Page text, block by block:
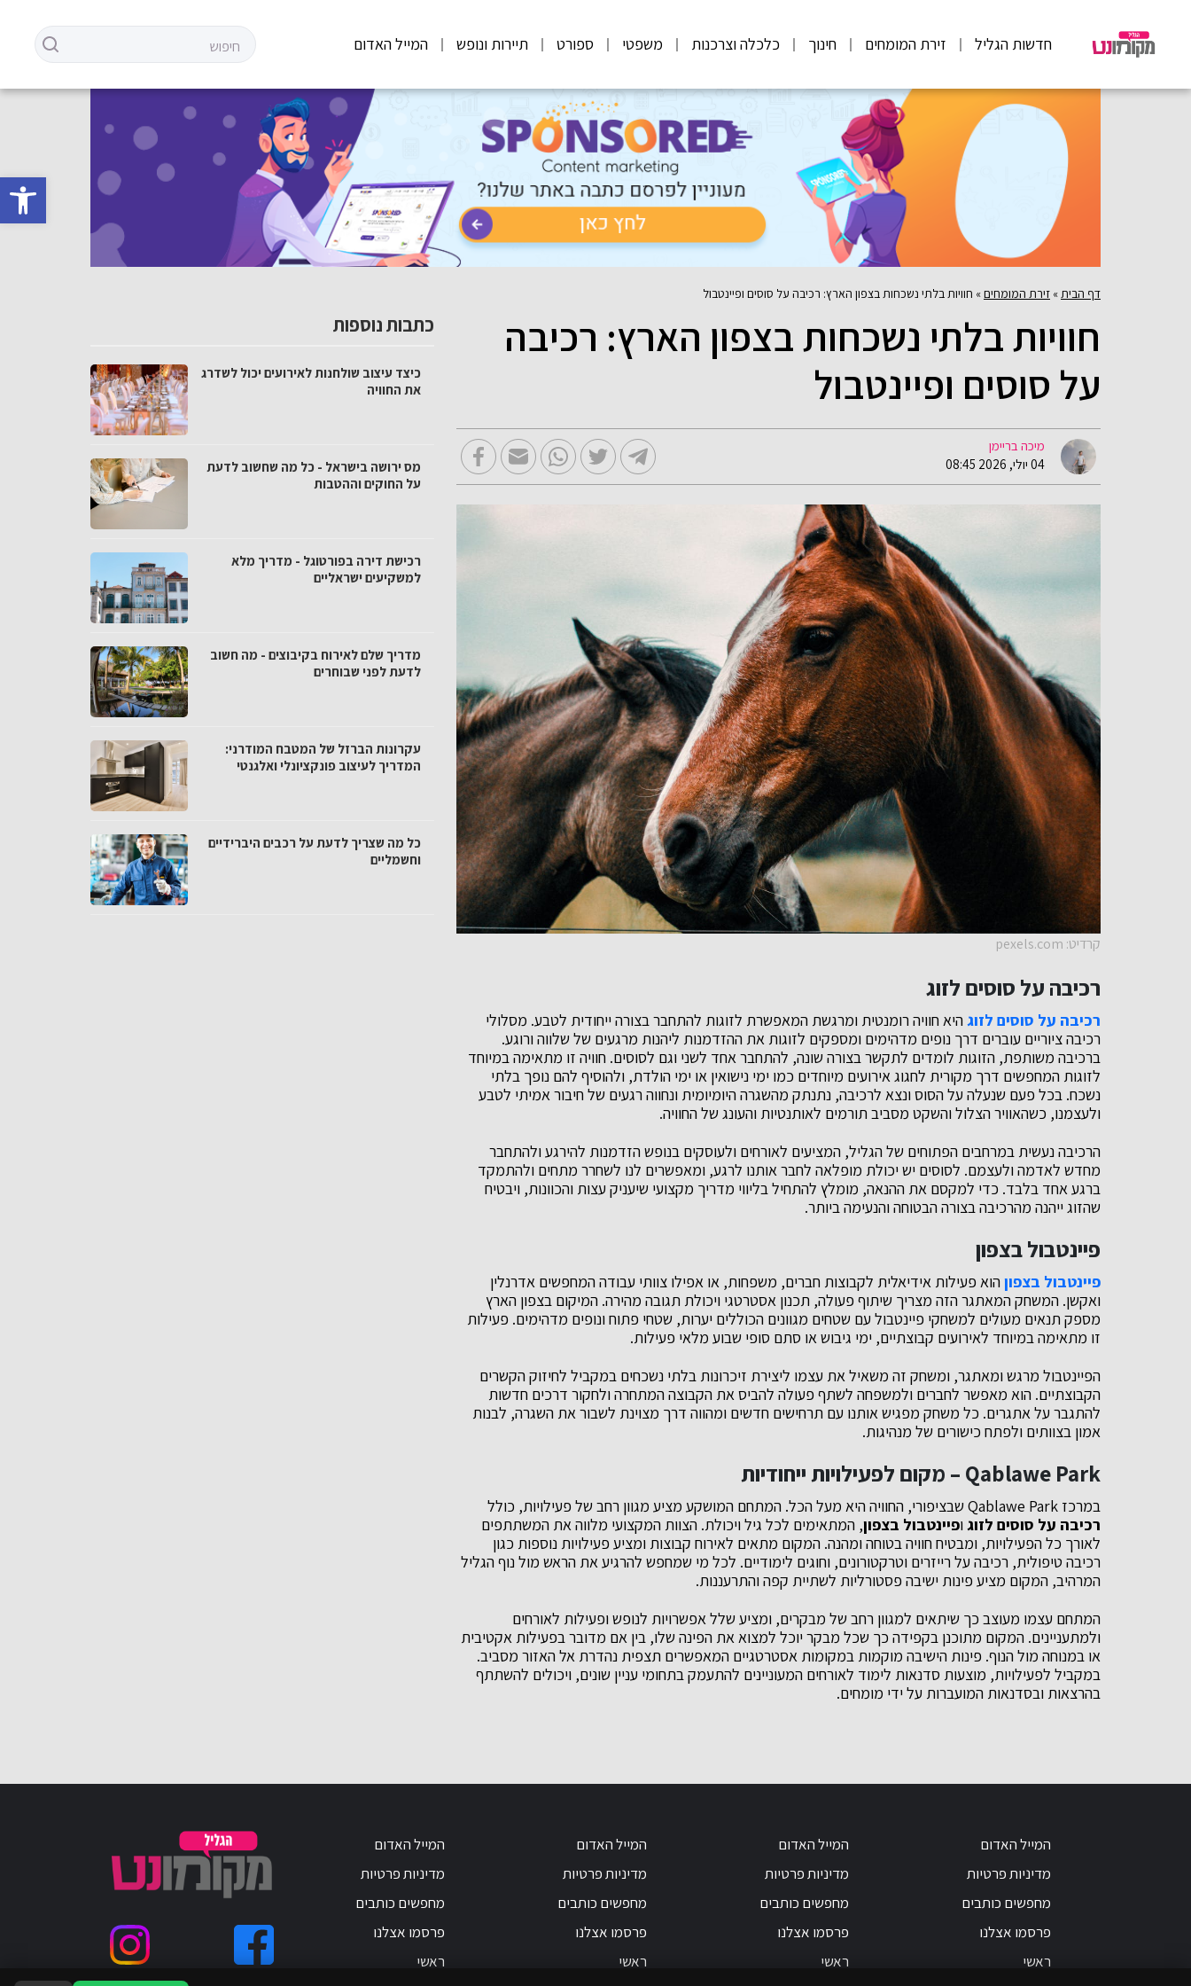
פתח
חדשות הגליל זירת המומחים חינוך כלכלה וצרכנות משפטי ספורט תיירות ונופש המייל האדום
דף הבית » זירת המומחים» חוויות בלתי נשכחות בצפון הארץ: רכיבה על סוסים ופיינטבול
חוויות בלתי נשכחות בצפון הארץ: רכיבה
על סוסים ופיינטבול
מיכה בריימן
04 יולי, 2026 08:45
קרדיט: pexels.com
רכיבה על סוסים לזוג
רכיבה על סוסים לזוגהיא חוויה רומנטית ומרגשת המאפשרת לזוגות להתחבר בצורה ייחודית לטבע. מסלולי
רכיבה ציוריים עוברים דרך נופים מדהימים ומספקים לזוגות את ההזדמנות ליהנות מרגעים של שלווה ורוגע.
ברכיבה משותפת, הזוגות לומדים לתקשר בצורה שונה, להתחבר אחד לשני וגם לסוסים. חוויה זו מתאימה במיוחד
לזוגות המחפשים דרך מקורית לחגוג אירועים מיוחדים כמו ימי נישואין או ימי הולדת, ולהוסיף להם נופך בלתי
נשכח. בכל פעם שנעלה על הסוס ונצא לרכיבה, נתנתק מהשגרה היומיומית ונחווה רגעים של חיבור אמיתי לטבע
ולעצמנו, כשהאוויר הצלול והשקט מסביב תורמים לאותנטיות והעונג של החוויה.
הרכיבה נעשית במרחבים הפתוחים של הגליל, המציעים לאורחים ולעוסקים בנופש הזדמנות להירגע ולהתחבר
מחדש לאדמה ולעצמם. לסוסים יש יכולת מופלאה לחבר אותנו לרגע, ומאפשרים לנו לשחרר מתחים ולהתמקד
ברגע אחד בלבד. כדי למקסם את ההנאה, מומלץ להתחיל בליווי מדריך מקצועי שיעניק עצות והכוונות, ויבטיח
שהזוג ייהנה מהרכיבה בצורה הבטוחה והנעימה ביותר.
פיינטבול בצפון
פיינטבול בצפוןהוא פעילות אידיאלית לקבוצות חברים, משפחות, או אפילו צוותי עבודה המחפשים אדרנלין
ואקשן. המשחק המאתגר הזה מצריך שיתוף פעולה, תכנון אסטרטגי ויכולת תגובה מהירה. המיקום בצפון הארץ
מספק תנאים מעולים למשחקי פיינטבול עם שטחים מגוונים הכוללים יערות, שטחי פתוח ונופים מדהימים. פעילות
זו מתאימה במיוחד לאירועים קבוצתיים, ימי גיבוש או סתם סופי שבוע מלאי פעילות.
הפיינטבול מרגש ומאתגר, ומשחק זה משאיל את עצמו ליצירת זיכרונות בלתי נשכחים במקביל לחיזוק הקשרים
הקבוצתיים. הוא מאפשר לחברים ולמשפחה לשתף פעולה להביס את הקבוצה המתחרה ולחקור דרכים חדשות
להתגבר על אתגרים. כל משחק מפגיש אותנו עם תרחישים חדשים ומהווה דרך מצוינת לשבור את השגרה, לבנות
אמון בצוותים ולפתח כישורים של מנהיגות.
Qablawe Park – מקום לפעילויות ייחודיות
במרכז Qablawe Park שבציפורי, החוויה היא מעל הכל. המתחם המושקע מציע מגוון רחב של פעילויות, כולל
רכיבה על סוסים לזוגופיינטבול בצפון, המתאימים לכל גיל ויכולת. הצוות המקצועי מלווה את המשתתפים
לאורך כל הפעילויות, ומבטיח חוויה בטוחה ומהנה. המקום מתאים לאירוח קבוצות ומציע פעילויות נוספות כגון
רכיבה טיפולית, רכיבה על רייזרים וטרקטורונים, וחוגים לימודיים. לכל מי שמחפש להרגיע את הראש מול נוף הגליל
המרהיב, המקום מציע פינות ישיבה פסטורליות לשתיית קפה והתרעננות.
המתחם עצמו מעוצב כך שיתאים למגוון רחב של מבקרים, ומציע שלל אפשרויות לנופש ופעילות לאורחים
ולמתעניינים. המקום מתוכנן בקפידה כך שכל מבקר יוכל למצוא את הפינה שלו, בין אם מדובר בפעילות אקטיבית
או במנוחה מול הנוף. פינות הישיבה מוקמות במקומות אסטרטגיים המאפשרים תצפית נהדרת אל האזור מסביב.
במקביל לפעילויות, מוצעות סדנאות לימוד לאורחים המעוניינים להתעמק בתחומי עניין שונים, ויכולים להשתתף
בהרצאות ובסדנאות המועברות על ידי מומחים.
כתבות נוספות
כיצד עיצוב שולחנות לאירועים יכול לשדרג
את החוויה
מס ירושה בישראל - כל מה שחשוב לדעת
על החוקים וההטבות
רכישת דירה בפורטוגל - מדריך מלא
למשקיעים ישראליים
מדריך שלם לאירוח בקיבוצים - מה חשוב
לדעת לפני שבוחרים
עקרונות הברזל של המטבח המודרני:
המדריך לעיצוב פונקציונלי ואלגנטי
כל מה שצריך לדעת על רכבים היברידיים
וחשמליים
המייל האדום
מדיניות פרטיות
מחפשים כותבים
פרסמו אצלנו
ראשי
המייל האדום
מדיניות פרטיות
מחפשים כותבים
פרסמו אצלנו
ראשי
המייל האדום
מדיניות פרטיות
מחפשים כותבים
פרסמו אצלנו
ראשי
המייל האדום
מדיניות פרטיות
מחפשים כותבים
פרסמו אצלנו
ראשי